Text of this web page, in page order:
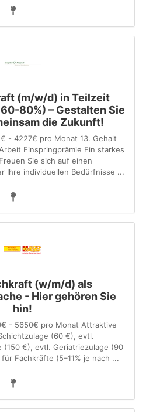
(m/w/d) in Teilzeit
80%) – Gestalten Sie
die Zukunft!
- 4227€ pro Monat 13. Gehalt
Einspringprämie Ein starkes
Sie sich auf einen
Ihre individuellen Bedürfnisse ...
(w/m/d) als
- Hier gehören Sie
hin!
- 5650€ pro Monat Attraktive
(60 €), evtl.
(150 €), evtl. Geriatriezulage (90
Fachkräfte (5–11% je nach ...